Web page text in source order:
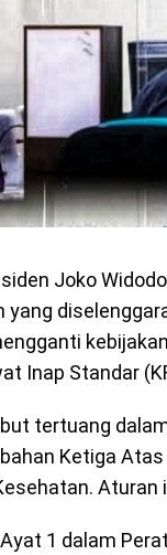
Joko
Inap Standar
tertuang
Ketiga
Aturan
1 dalam